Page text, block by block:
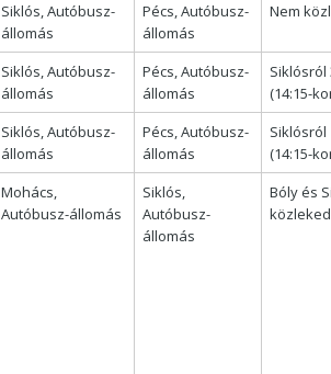
Siklós, Autóbusz-
állomás
Pécs, Autóbusz-
állomás
Nem
Siklós, Autóbusz-
állomás
Pécs, Autóbusz-
állomás
Siklósról
(14:15-
Siklós, Autóbusz-
állomás
Pécs, Autóbusz-
állomás
Siklósról
(14:15-
Mohács,
Autóbusz-állomás
Siklós,
Autóbusz-
állomás
Bóly és